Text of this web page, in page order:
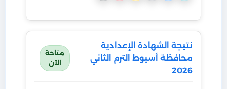
نتيجة الشهادة الإعدادية
محافظة أسيوط الترم الثاني
2026
متاحة
الآن